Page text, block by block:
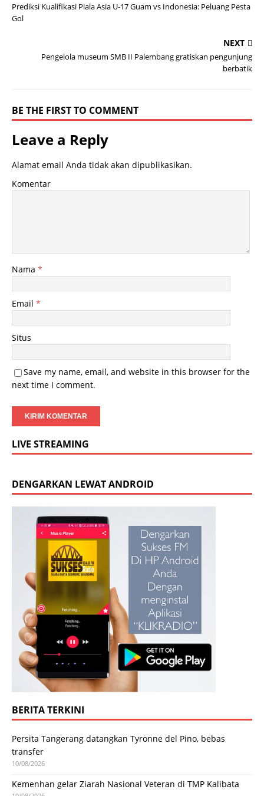
Prediksi Kualifikasi Piala Asia U-17 Guam vs Indonesia: Peluang Pesta
Gol
NEXT
Pengelola museum SMB II Palembang gratiskan pengunjung
berbatik
BE THE FIRST TO COMMENT
Leave a Reply
Alamat email Anda tidak akan dipublikasikan.
Komentar
Nama *
Email *
Situs
Save my name, email, and website in this browser for the
next time I comment.
LIVE STREAMING
DENGARKAN LEWAT ANDROID
BERITA TERKINI
Persita Tangerang datangkan Tyronne del Pino, bebas
transfer
10/08/2026
Kemenhan gelar Ziarah Nasional Veteran di TMP Kalibata